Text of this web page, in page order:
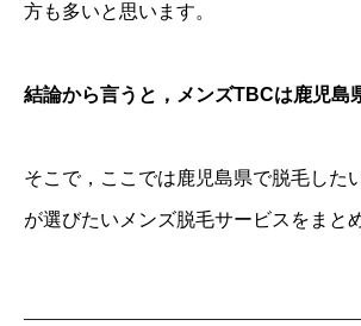
方も多いと思います。
結論から言うと，メンズTBCは鹿児島
そこで，ここでは鹿児島県で脱毛した
が選びたいメンズ脱毛サービスをまと